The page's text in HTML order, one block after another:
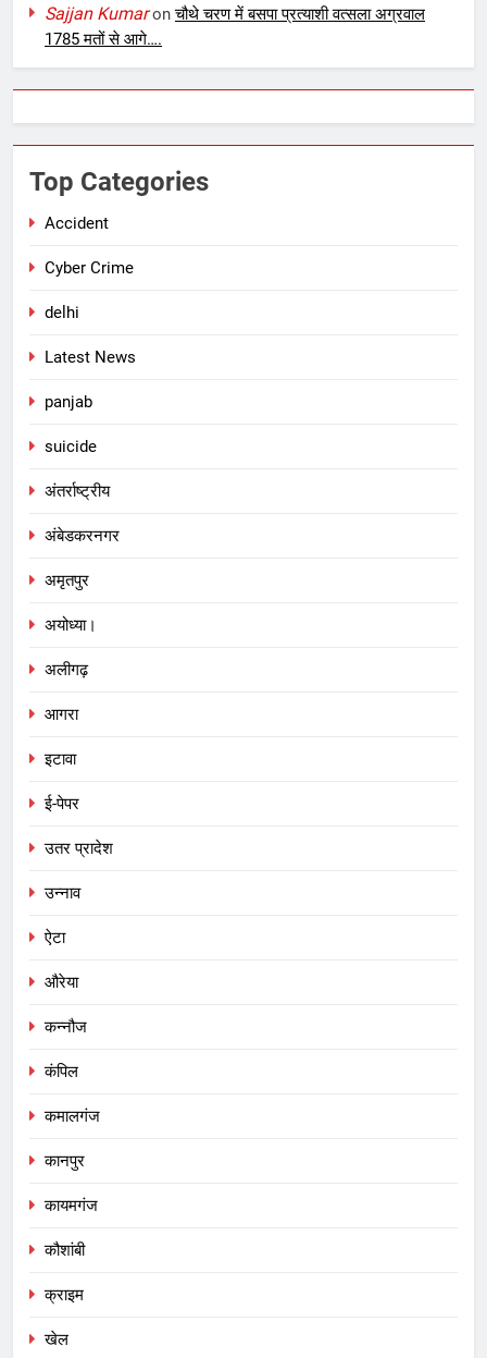
Sajjan Kumaronचौथे चरण में बसपा प्रत्याशी वत्सला अग्रवाल
1785 मतों से आगे….
Top Categories
Accident
Cyber Crime
delhi
Latest News
panjab
suicide
अंतर्राष्ट्रीय
अंबेडकरनगर
अमृतपुर
अयोध्या।
अलीगढ़
आगरा
इटावा
ई-पेपर
उतर प्रादेश
उन्नाव
ऐटा
औरेया
कन्नौज
कंपिल
कमालगंज
कानपुर
कायमगंज
कौशांबी
क्राइम
खेल